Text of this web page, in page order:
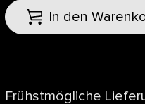
In den
Frühstmögliche